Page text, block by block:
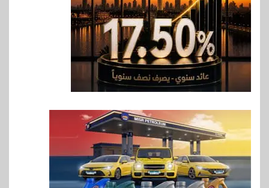
غرفة القاهرة تنظم ندوة إلكترونية
لدعم الصادرات وتحقيق
مستهدفات رؤية مصر 2030
8
بنوك
بنك مصر يشارك في فعالية اليوم
العروض المجانية
بنوك
بنك QNB مصر يعزز جاهزية
المشروعات الصغيرة والمتوسطة